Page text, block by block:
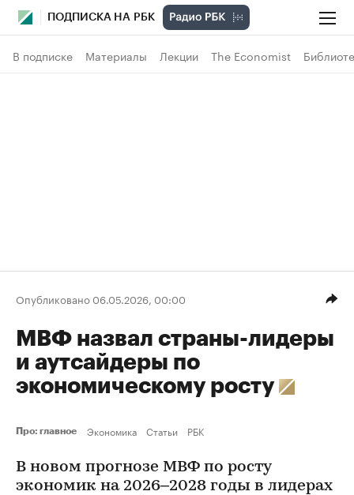
ПОДПИСКА НА РБК
В подписке Материалы Лекции The Economist
Опубликовано 06.05.2026, 00:00
МВФ назвал страны-лидеры
и аутсайдеры по
экономическому росту
Про: главное Экономика Статьи РБК
В новом прогнозе МВФ по росту
экономик на 2026–2028 годы в лидерах